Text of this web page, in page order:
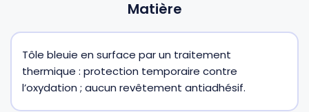
Matière
Tôle bleuie en surface par un traitement
thermique : protection temporaire contre
l’oxydation ; aucun revêtement antiadhésif.